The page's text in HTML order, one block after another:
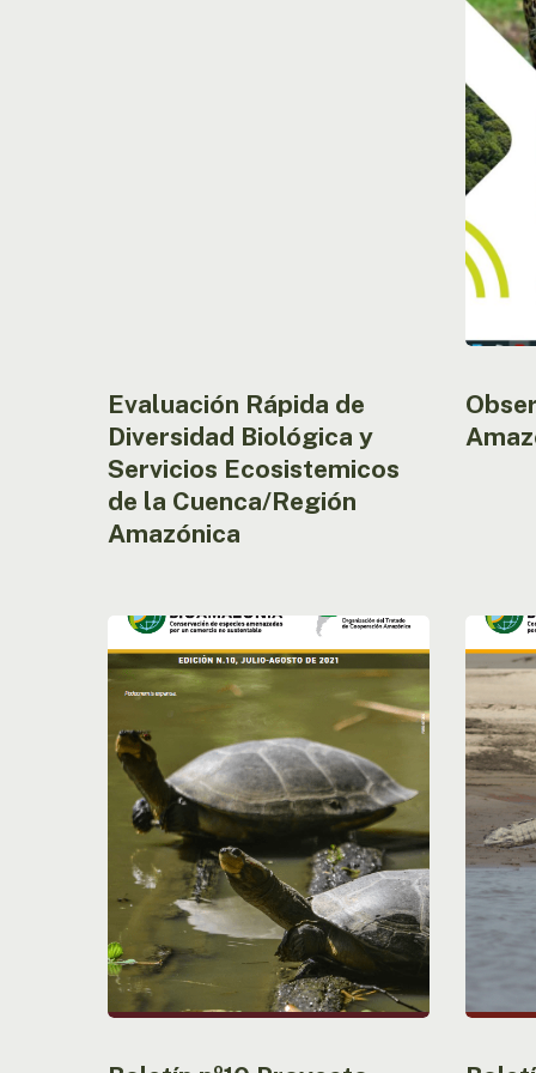
Presione enter para buscar o ESC para cerrar
Evaluación Rápida de
Diversidad Biológica y
Servicios Ecosistemicos
de la Cuenca/Región
Amazónica
(ORA)
Boletín
nº10
Proyecto
Boletín
nº9
Proyecto